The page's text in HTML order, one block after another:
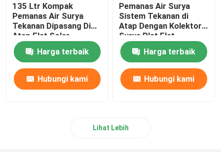
Air source heat pump pemanas air
Pemanas air fotovoltaik
Tangki air tungku
135 Ltr Kompak
Pemanas Air Surya
Tekanan Dipasang Di
Atap Flat Solar
Collector Type
Harga terbaik
Hubungi kami
Pemanas Air Surya
Sistem Tekanan di
Atap Dengan Kolektor
Surya Plat Flat
Harga terbaik
Hubungi kami
Lihat Lebih